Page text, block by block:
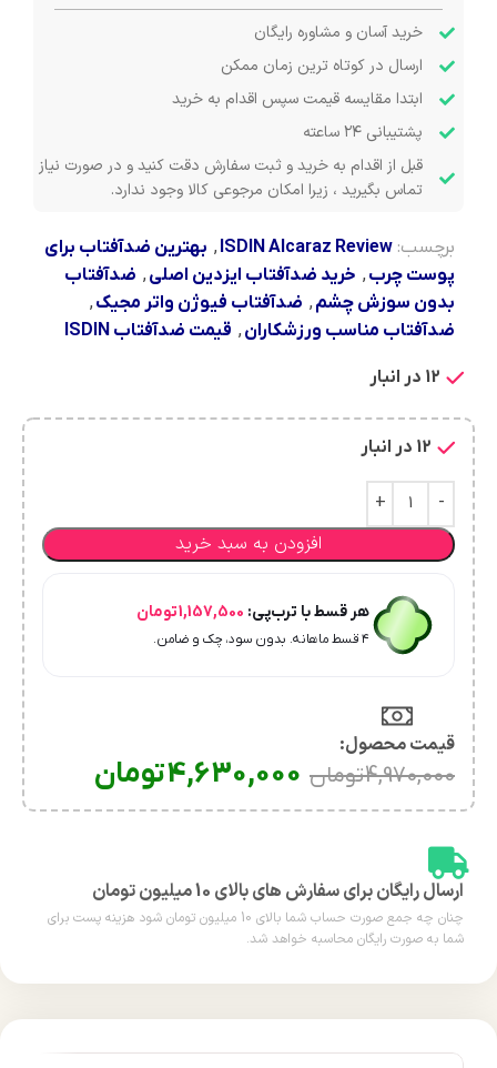
خرید آسان و مشاوره رایگان
ارسال در کوتاه ترین زمان ممکن
ابتدا مقایسه قیمت سپس اقدام به خرید
پشتیبانی ۲۴ ساعته
قبل از اقدام به خرید و ثبت سفارش دقت کنید و در صورت نیاز
تماس بگیرید ، زیرا امکان مرجوعی کالا وجود ندارد.
برچسب: ISDIN Alcaraz Review
, بهترین ضدآفتاب برای
پوست چرب, خرید ضدآفتاب ایزدین اصلی, ضدآفتاب
بدون سوزش چشم, ضدآفتاب فیوژن واتر مجیک,
ضدآفتاب مناسب ورزشکاران, قیمت ضدآفتاب ISDIN
12 در انبار
12 در انبار
افزودن به سبد خرید
هر قسط با ترب‌پی: 1,157,500تومان
۴ قسط ماهانه. بدون سود، چک و ضامن.
قیمت محصول:​
4,970,000تومان 4,630,000تومان
ارسال رایگان برای سفارش های بالای 10 میلیون تومان
چنان چه جمع صورت حساب شما بالای 10 میلیون تومان شود هزینه پست برای
شما به صورت رایگان محاسبه خواهد شد.